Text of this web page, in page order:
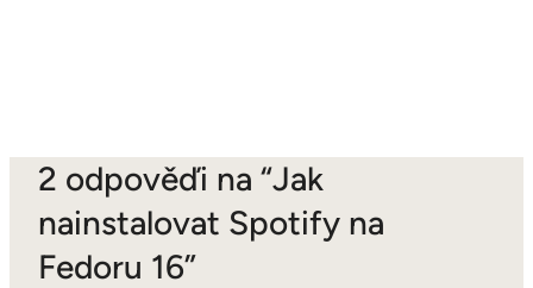
2 odpověďi na “Jak
nainstalovat Spotify na
Fedoru 16”